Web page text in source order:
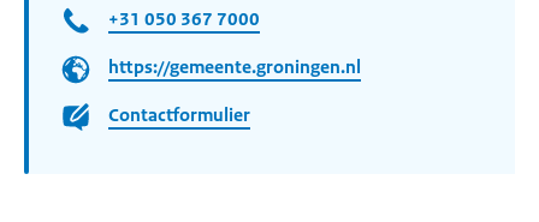
+31 050 367 7000
https://gemeente.groningen.nl
Contactformulier